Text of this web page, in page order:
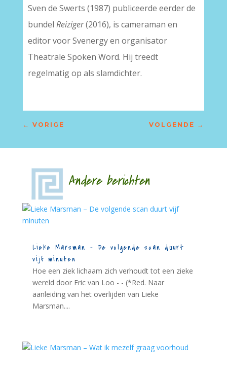
Sven de Swerts (1987) publiceerde eerder de
bundel Reiziger(2016), is cameraman en
editor voor Svenergy en organisator
Theatrale Spoken Word. Hij treedt
regelmatig op als slamdichter.
← VORIGE VOLGENDE →
Andere berichten
Lieke Marsman – De volgende scan duurt
vijf minuten
Hoe een ziek lichaam zich verhoudt tot een zieke
wereld door Eric van Loo - - (*Red. Naar
aanleiding van het overlijden van Lieke
Marsman....